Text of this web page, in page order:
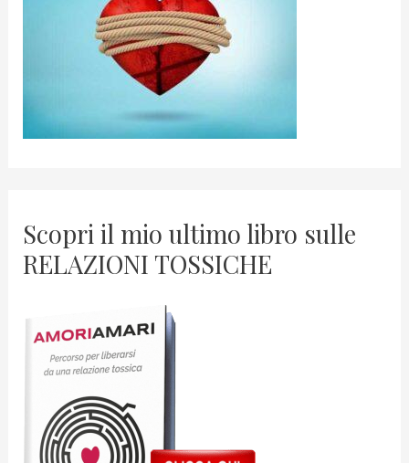
Scopri il mio ultimo libro sulle
RELAZIONI TOSSICHE